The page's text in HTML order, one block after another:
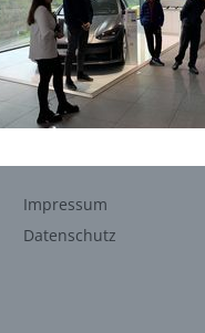
Impressum
Datenschutz